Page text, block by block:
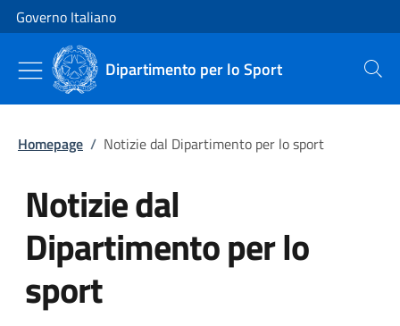
Vai al contenuto
Vai alla navigazione del sito
Governo Italiano
Dipartimento per lo Sport Cerca
Homepage / Notizie dal Dipartimento per lo sport
Notizie dal
Dipartimento per lo
sport